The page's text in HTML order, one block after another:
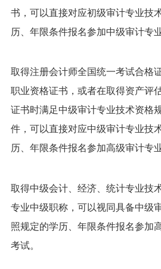
书，可以直接对应初级审计专业技
历、年限条件报名参加中级审计专
取得注册会计师全国统一考试合格
职业资格证书，或者在取得资产评
证书时满足中级审计专业技术资格
件，可以直接对应中级审计专业技
历、年限条件报名参加高级审计专
取得中级会计、经济、统计专业技
专业中级职称，可以视同具备中级
照规定的学历、年限条件报名参加
考试。